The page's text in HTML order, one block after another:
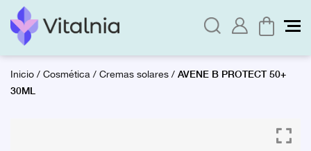
Inicio/Cosmética/Cremas solares/ AVENE B PROTECT 50+
30ML